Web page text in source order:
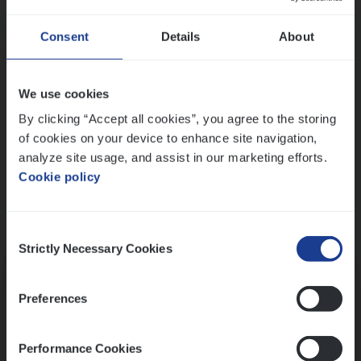
Consent Details About
We use cookies
By clicking “Accept all cookies”, you agree to the storing
of cookies on your device to enhance site navigation,
analyze site usage, and assist in our marketing efforts.
Cookie policy
Selection
Strictly Necessary Cookies
Preferences
Performance Cookies
Ons sollicitatieproces